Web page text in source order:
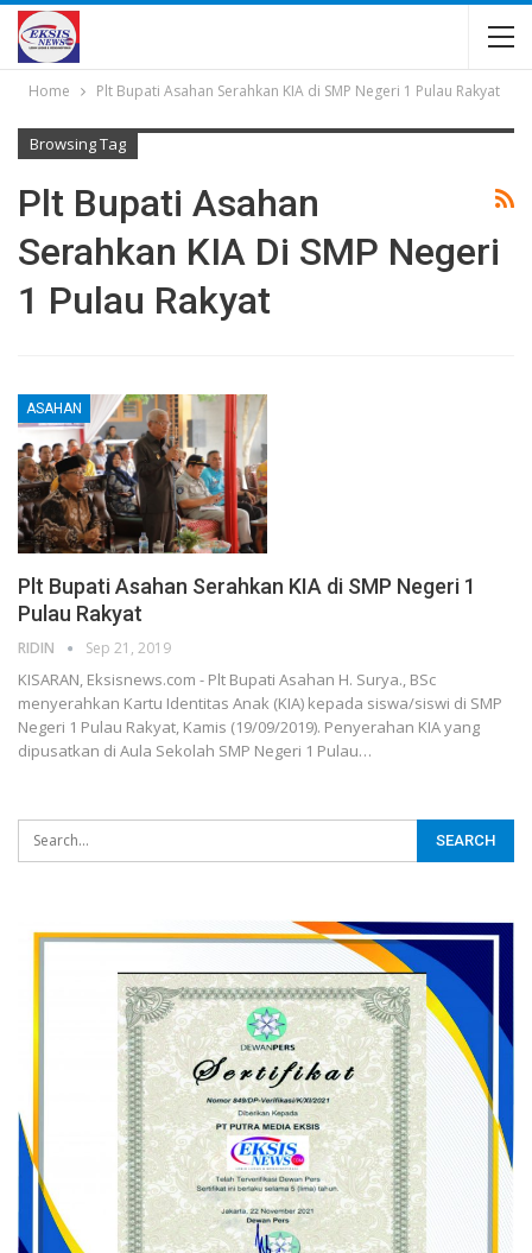
Home Plt Bupati Asahan Serahkan KIA di SMP Negeri 1 Pulau Rakyat
Browsing Tag
Plt Bupati Asahan
Serahkan KIA Di SMP Negeri
1 Pulau Rakyat
ASAHAN
Plt Bupati Asahan Serahkan KIA di SMP Negeri 1
Pulau Rakyat
RIDIN Sep 21, 2019
KISARAN, Eksisnews.com - Plt Bupati Asahan H. Surya., BSc
menyerahkan Kartu Identitas Anak (KIA) kepada siswa/siswi di SMP
Negeri 1 Pulau Rakyat, Kamis (19/09/2019). Penyerahan KIA yang
dipusatkan di Aula Sekolah SMP Negeri 1 Pulau…